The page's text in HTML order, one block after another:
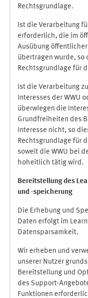
Rechtsgrundlage.
Ist die Verarbeitung
erforderlich, die im
Ausübung
übertragen wurde, so
Rechtsgrundlage für
Ist die Verarbeitung
Interesses der WWU
überwiegen die
Grundfreiheiten des
Interesse nicht, so
Rechtsgrundlage für
soweit die WWU bei
hoheitlich tätig wird.
Bereitstellung des
und -speicherung
Die Erhebung und
Daten erfolgt im
Datensparsamkeit.
Wir erheben und
unserer Nutzer
Bereitstellung und
des Support-
Funktionen